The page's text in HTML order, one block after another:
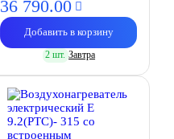
36 790.00
Добавить в корзину
2 шт. Завтра